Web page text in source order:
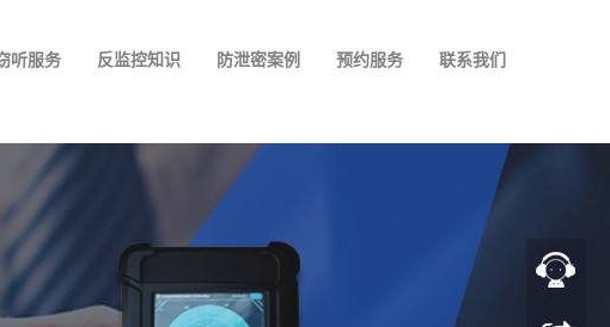
听服务 反监控知识 防泄密案例 预约服务 联系我们